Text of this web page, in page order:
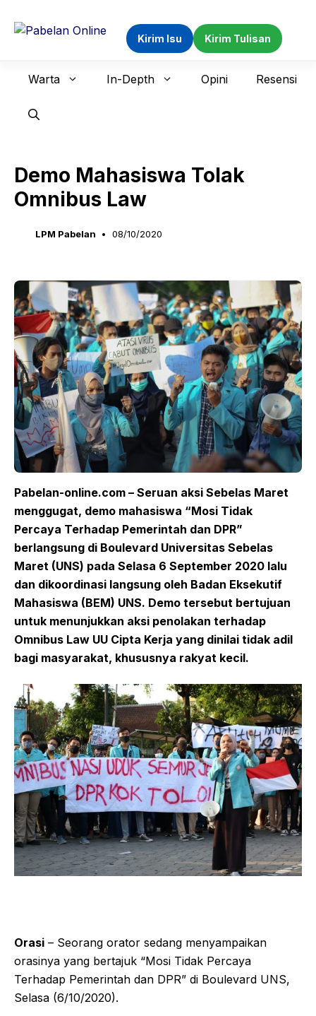
Kirim Isu Kirim Tulisan
Warta In-Depth Opini Resensi
Demo Mahasiswa Tolak
Omnibus Law
LPM Pabelan 08/10/2020
Pabelan-online.com – Seruan aksi Sebelas Maret
menggugat, demo mahasiswa “Mosi Tidak
Percaya Terhadap Pemerintah dan DPR”
berlangsung di Boulevard Universitas Sebelas
Maret (UNS) pada Selasa 6 September 2020 lalu
dan dikoordinasi langsung oleh Badan Eksekutif
Mahasiswa (BEM) UNS. Demo tersebut bertujuan
untuk menunjukkan aksi penolakan terhadap
Omnibus Law UU Cipta Kerja yang dinilai tidak adil
bagi masyarakat, khususnya rakyat kecil.
Orasi – Seorang orator sedang menyampaikan
orasinya yang bertajuk “Mosi Tidak Percaya
Terhadap Pemerintah dan DPR” di Boulevard UNS,
Selasa (6/10/2020).